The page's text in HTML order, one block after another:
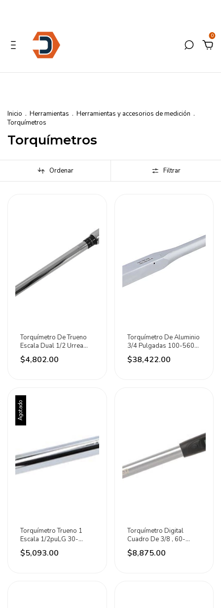
0
Inicio . Herramientas . Herramientas y accesorios de medición .
Torquímetros
Torquímetros
Ordenar Filtrar
Torquímetro De Trueno
Escala Dual 1/2 Urrea
20-150 Ft-l
$4,802.00
Torquímetro De Aluminio
3/4 Pulgadas 100-560
Ft-lb Urrea
$38,422.00
Agotado
Torquímetro Trueno 1
Escala 1/2puLG 30-
250ft-lb Urrea
$5,093.00
Torquímetro Digital
Cuadro De 3/8 , 60-
1200 In-lb Urrea
$8,875.00